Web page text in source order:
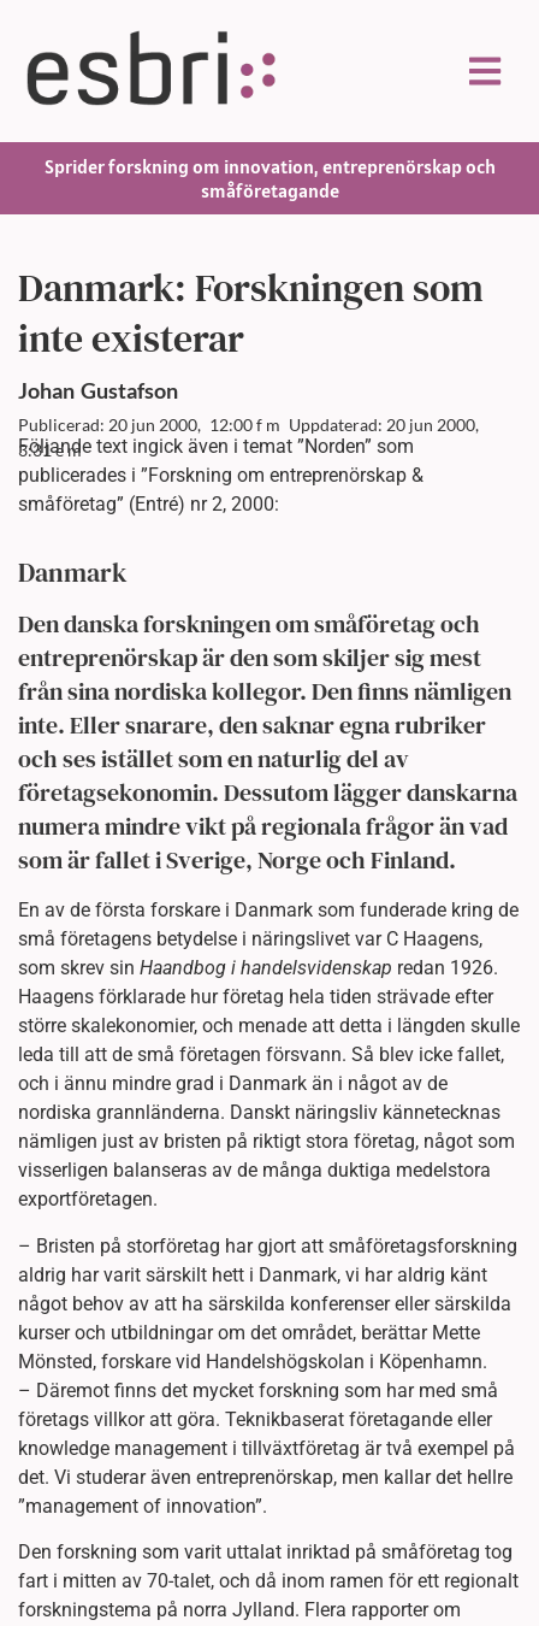
Sprider forskning om innovation, entreprenörskap och
småföretagande
Danmark: Forskningen som
inte existerar
Johan Gustafson
Publicerad: 20 jun 2000, 12:00 f m Uppdaterad: 20 jun 2000,
3:31 e m
Följande text ingick även i temat ”Norden” som
publicerades i ”Forskning om entreprenörskap &
småföretag” (Entré) nr 2, 2000:
Danmark
Den danska forskningen om småföretag och
entreprenörskap är den som skiljer sig mest
från sina nordiska kollegor. Den finns nämligen
inte. Eller snarare, den saknar egna rubriker
och ses istället som en naturlig del av
företagsekonomin. Dessutom lägger danskarna
numera mindre vikt på regionala frågor än vad
som är fallet i Sverige, Norge och Finland.
En av de första forskare i Danmark som funderade kring de
små företagens betydelse i näringslivet var C Haagens,
som skrev sin Haandbog i handelsvidenskap redan 1926.
Haagens förklarade hur företag hela tiden strävade efter
större skalekonomier, och menade att detta i längden skulle
leda till att de små företagen försvann. Så blev icke fallet,
och i ännu mindre grad i Danmark än i något av de
nordiska grannländerna. Danskt näringsliv kännetecknas
nämligen just av bristen på riktigt stora företag, något som
visserligen balanseras av de många duktiga medelstora
exportföretagen.
– Bristen på storföretag har gjort att småföretagsforskning
aldrig har varit särskilt hett i Danmark, vi har aldrig känt
något behov av att ha särskilda konferenser eller särskilda
kurser och utbildningar om det området, berättar Mette
Mönsted, forskare vid Handelshögskolan i Köpenhamn.
– Däremot finns det mycket forskning som har med små
företags villkor att göra. Teknikbaserat företagande eller
knowledge management i tillväxtföretag är två exempel på
det. Vi studerar även entreprenörskap, men kallar det hellre
”management of innovation”.
Den forskning som varit uttalat inriktad på småföretag tog
fart i mitten av 70-talet, och då inom ramen för ett regionalt
forskningstema på norra Jylland. Flera rapporter om